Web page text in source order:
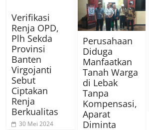
Verifikasi
Renja OPD,
Plh Sekda
Provinsi
Banten
Virgojanti
Sebut
Ciptakan
Renja
Berkualitas
30 Mei 2024
Perusahaan
Diduga
Manfaatkan
Tanah Warga
di Lebak
Tanpa
Kompensasi,
Aparat
Diminta